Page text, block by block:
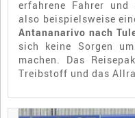
erfahrene Fahrer
also beispielsweise
Antananarivo nach
sich keine Sorgen
machen. Das
Treibstoff und das